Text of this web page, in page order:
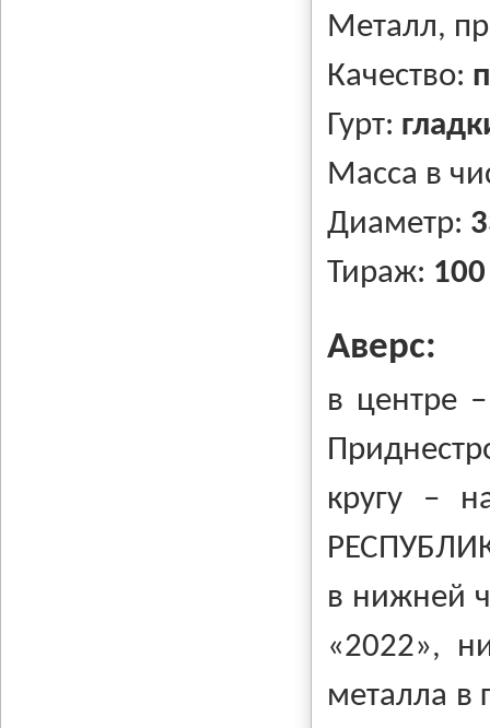
Металл,
Качество:
Гурт:
Масса в
Диаметр:
Тираж:
Аверс:
в центре
кругу –
в нижней
«2022»,
металла в